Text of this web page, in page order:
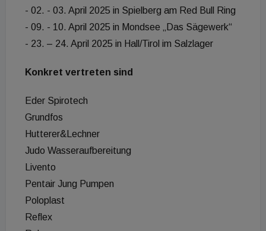
- 02. - 03. April 2025 in Spielberg am Red Bull Ring
- 09. - 10. April 2025 in Mondsee „Das Sägewerk“
- 23. – 24. April 2025 in Hall/Tirol im Salzlager
Konkret vertreten sind
Eder Spirotech
Grundfos
Hutterer&Lechner
Judo Wasseraufbereitung
Livento
Pentair Jung Pumpen
Poloplast
Reflex